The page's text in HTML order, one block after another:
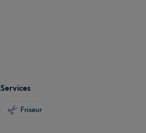
Services
Friseur